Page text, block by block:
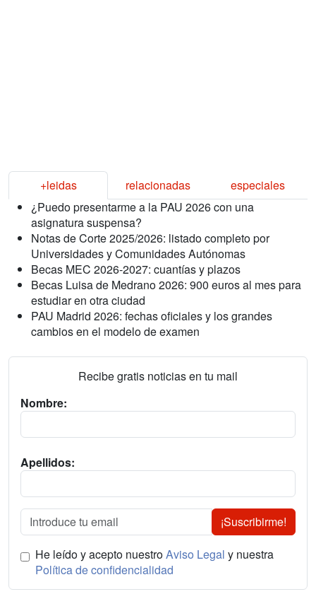
+leidas relacionadas
especiales
¿Puedo presentarme a la PAU 2026 con una
asignatura suspensa?
Notas de Corte 2025/2026: listado completo por
Universidades y Comunidades Autónomas
Becas MEC 2026-2027: cuantías y plazos
Becas Luisa de Medrano 2026: 900 euros al mes para
estudiar en otra ciudad
PAU Madrid 2026: fechas oficiales y los grandes
cambios en el modelo de examen
Recibe gratis noticias en tu mail
Nombre:
Apellidos:
¡Suscribirme!
He leído y acepto nuestroAviso Legal y nuestra
Política de confidencialidad